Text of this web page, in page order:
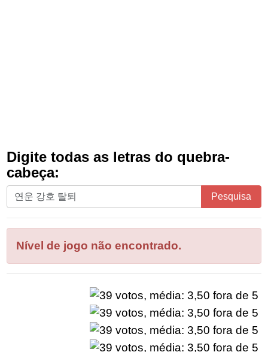
Digite todas as letras do quebra-
cabeça:
Digite
todas
as
letras
do
quebra-
Pesquisa
Nível de jogo não encontrado.